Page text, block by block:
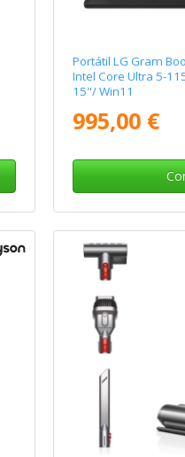
Portátil LG Gram
Intel Core Ultra 5-
15"/ Win11
995,00 €